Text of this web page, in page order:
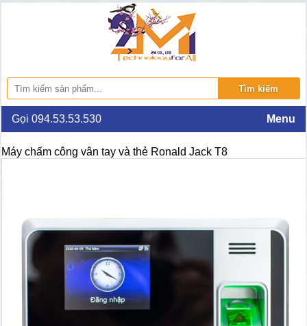
Gọi 094.53.53.530 Menu
Máy chấm công vân tay và thẻ Ronald Jack T8